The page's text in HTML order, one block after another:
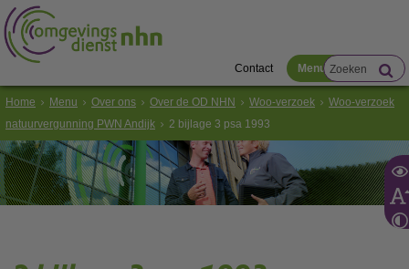
Contact Menu
Home Menu Over ons Over de OD NHN Woo-verzoek
Woo-verzoek
natuurvergunning PWN Andijk
2 bijlage 3 psa 1993